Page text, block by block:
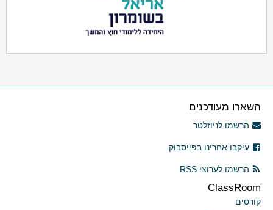
השארו מעודכנים
הרשמו לניוזלטר
עיקבו אחרינו בפייסבוק
הרשמו לערוצי RSS
ClassRoom
קורסים